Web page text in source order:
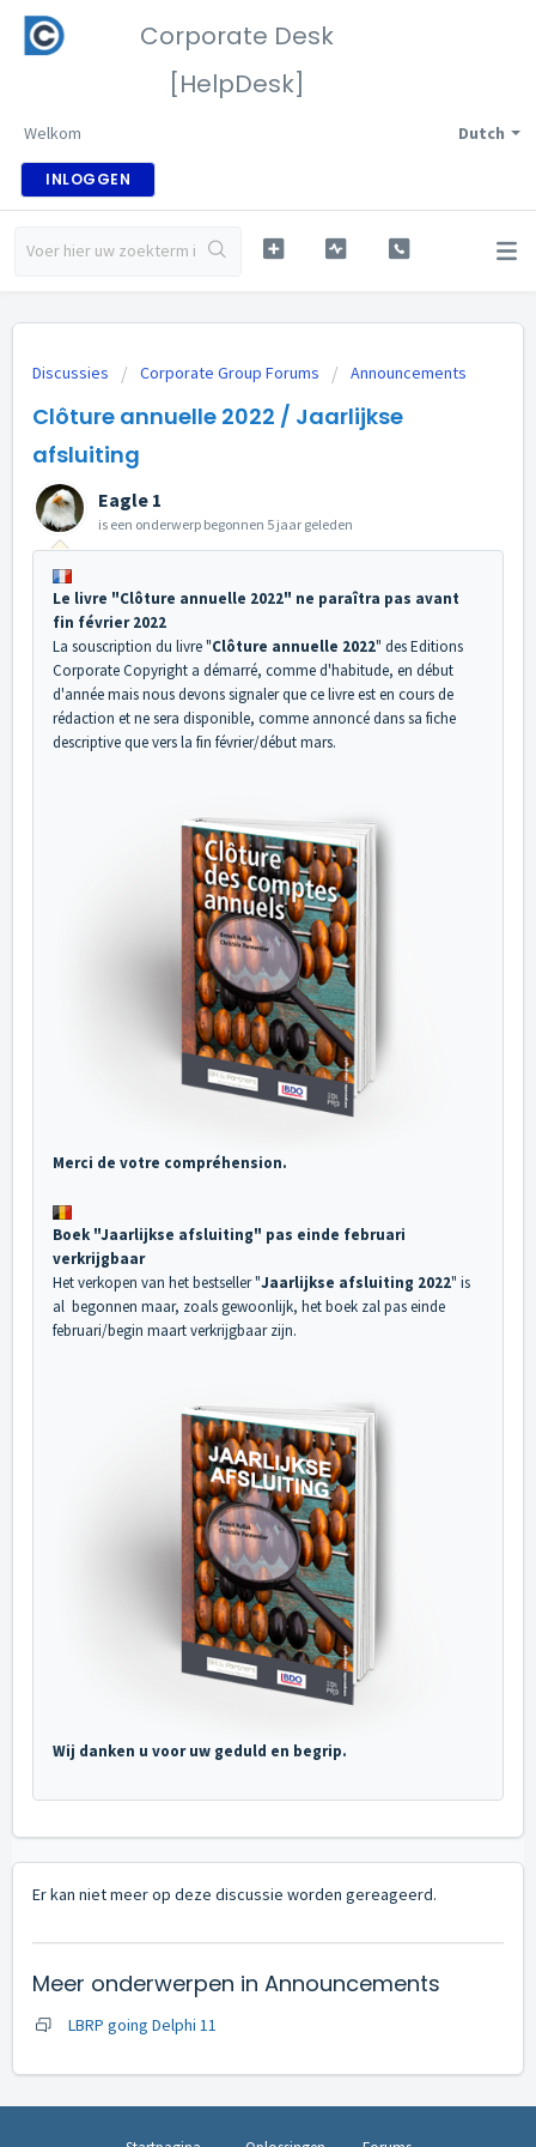
Corporate Desk
[HelpDesk]
Dutch
Welkom
INLOGGEN
Discussies Corporate Group Forums Announcements
Clôture annuelle 2022 / Jaarlijkse
afsluiting
Eagle 1
is een onderwerp begonnen 5 jaar geleden
Le livre "Clôture annuelle 2022" ne paraîtra pas avant
fin février 2022
La souscription du livre "Clôture annuelle 2022" des Editions
Corporate Copyright a démarré, comme d'habitude, en début
d'année mais nous devons signaler que ce livre est en cours de
rédaction et ne sera disponible, comme annoncé dans sa fiche
descriptive que vers la fin février/début mars.
Merci de votre compréhension.
Boek "Jaarlijkse afsluiting" pas einde februari
verkrijgbaar
Het verkopen van het bestseller "Jaarlijkse afsluiting 2022" is
al begonnen maar, zoals gewoonlijk, het boek zal pas einde
februari/begin maart verkrijgbaar zijn.
Wij danken u voor uw geduld en begrip.
Er kan niet meer op deze discussie worden gereageerd.
Meer onderwerpen in Announcements
LBRP going Delphi 11